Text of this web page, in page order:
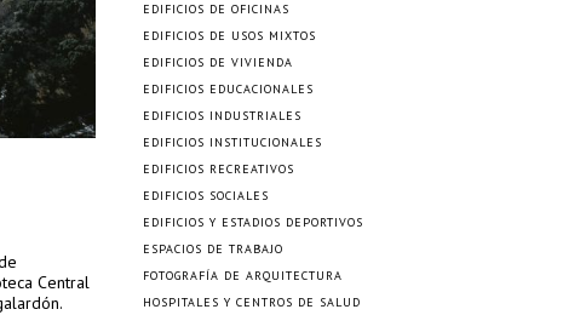
Central
EDIFICIOS DE OFICINAS
EDIFICIOS DE USOS MIXTOS
EDIFICIOS DE VIVIENDA
EDIFICIOS EDUCACIONALES
EDIFICIOS INDUSTRIALES
EDIFICIOS INSTITUCIONALES
EDIFICIOS RECREATIVOS
EDIFICIOS SOCIALES
EDIFICIOS Y ESTADIOS DEPORTIVOS
ESPACIOS DE TRABAJO
FOTOGRAFÍA DE ARQUITECTURA
HOSPITALES Y CENTROS DE SALUD